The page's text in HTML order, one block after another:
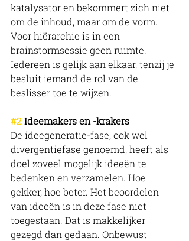
katalysator en bekommert zich niet
om de inhoud, maar om de vorm.
Voor hiërarchie is in een
brainstormsessie geen ruimte.
Iedereen is gelijk aan elkaar, tenzij je
besluit iemand de rol van de
beslisser toe te wijzen.
#2 Ideemakers en -krakers
De ideegeneratie-fase, ook wel
divergentiefase genoemd, heeft als
doel zoveel mogelijk ideeën te
bedenken en verzamelen. Hoe
gekker, hoe beter. Het beoordelen
van ideeën is in deze fase niet
toegestaan. Dat is makkelijker
gezegd dan gedaan. Onbewust